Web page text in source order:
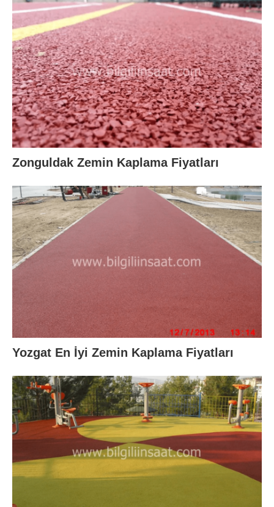
Zonguldak Zemin Kaplama Fiyatları
Yozgat En İyi Zemin Kaplama Fiyatları